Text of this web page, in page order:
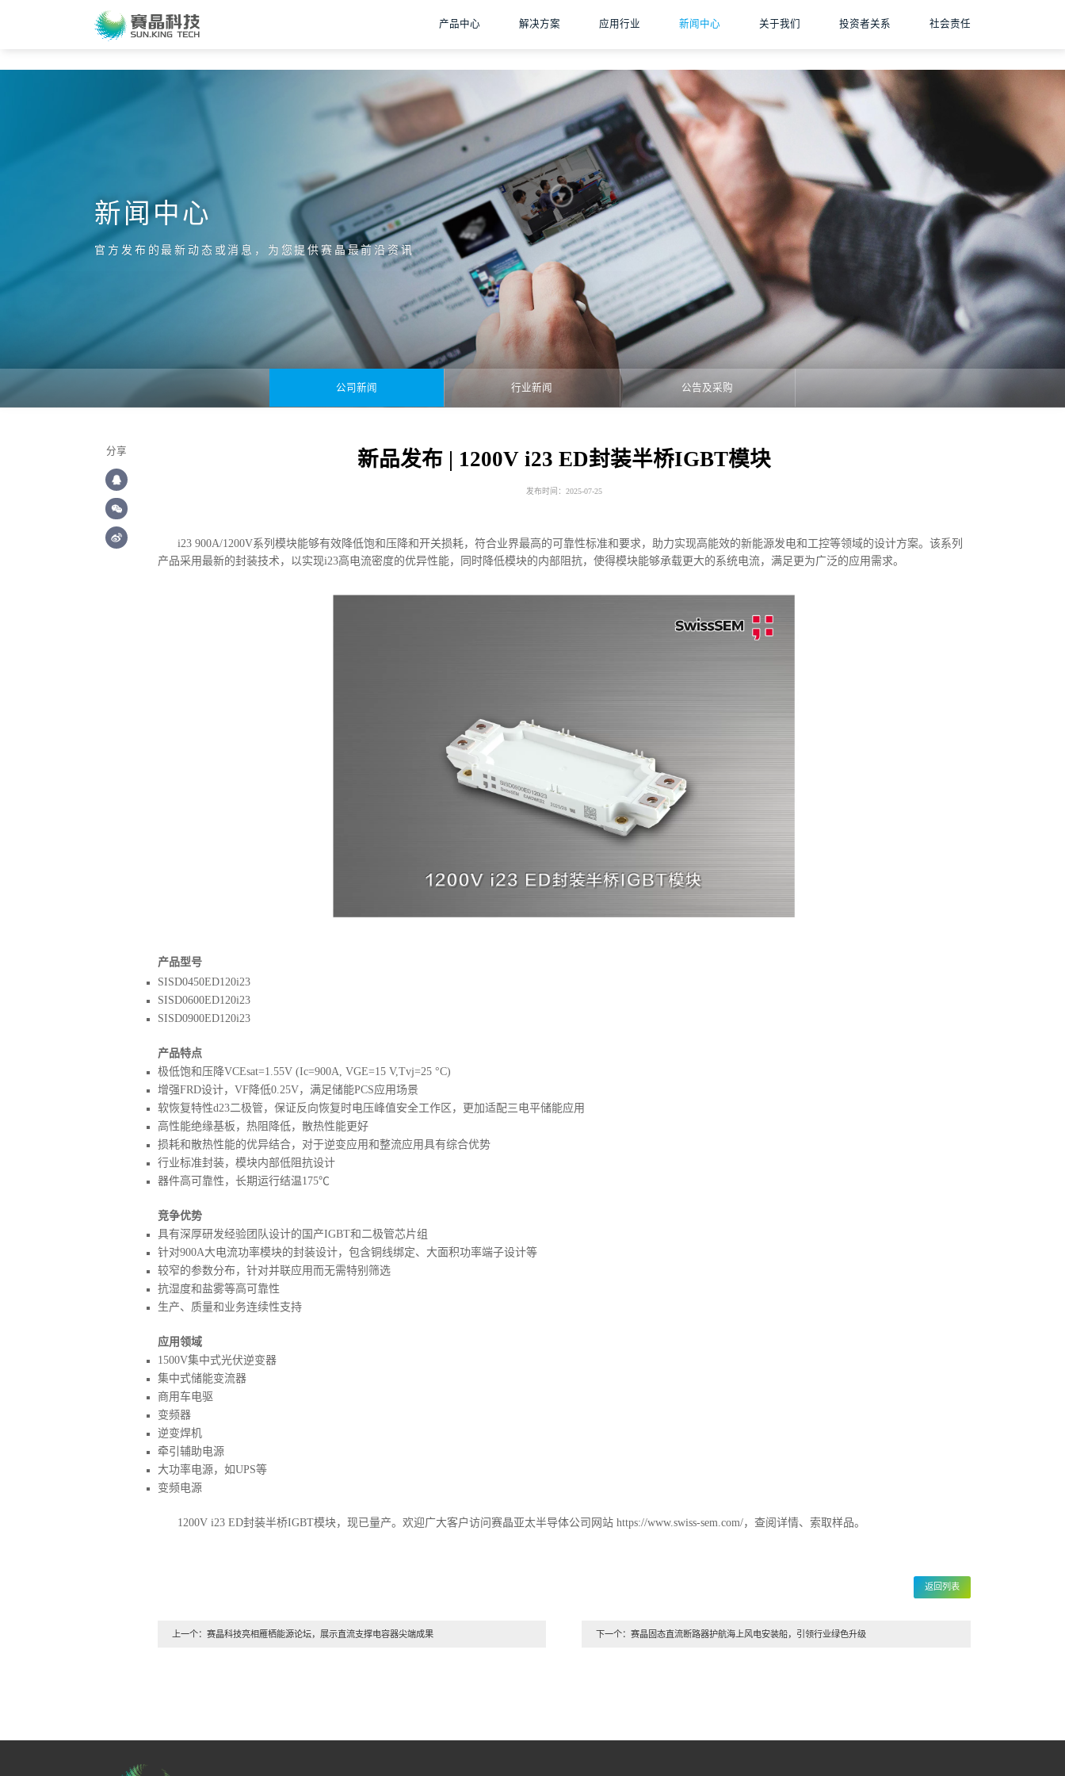
产品中心 解决方案 应用行业 新闻中心 关于我们 投资者关系 社会责任
新闻中心
官方发布的最新动态或消息，为您提供赛晶最前沿资讯
公司新闻 行业新闻 公告及采购
分享 新品发布 | 1200V i23 ED封装半桥IGBT模块
发布时间：2025-07-25
i23 900A/1200V系列模块能够有效降低饱和压降和开关损耗，符合业界最高的可靠性标准和要求，助力实现高能效的新能源发电和工控等领域的设计方案。该系列
产品采用最新的封装技术，以实现i23高电流密度的优异性能，同时降低模块的内部阻抗，使得模块能够承载更大的系统电流，满足更为广泛的应用需求。
产品型号
SISD0450ED120i23
SISD0600ED120i23
SISD0900ED120i23
产品特点
极低饱和压降VCEsat=1.55V (Ic=900A, VGE=15 V,Tvj=25 °C)
增强FRD设计，VF降低0.25V，满足储能PCS应用场景
软恢复特性d23二极管，保证反向恢复时电压峰值安全工作区，更加适配三电平储能应用
高性能绝缘基板，热阻降低，散热性能更好
损耗和散热性能的优异结合，对于逆变应用和整流应用具有综合优势
行业标准封装，模块内部低阻抗设计
器件高可靠性，长期运行结温175℃
竞争优势
具有深厚研发经验团队设计的国产IGBT和二极管芯片组
针对900A大电流功率模块的封装设计，包含铜线绑定、大面积功率端子设计等
较窄的参数分布，针对并联应用而无需特别筛选
抗湿度和盐雾等高可靠性
生产、质量和业务连续性支持
应用领域
1500V集中式光伏逆变器
集中式储能变流器
商用车电驱
变频器
逆变焊机
牵引辅助电源
大功率电源，如UPS等
变频电源
1200V i23 ED封装半桥IGBT模块，现已量产。欢迎广大客户访问赛晶亚太半导体公司网站 https://www.swiss-sem.com/，查阅详情、索取样品。
返回列表
上一个：赛晶科技亮相雁栖能源论坛，展示直流支撑电容器尖端成果 下一个：赛晶固态直流断路器护航海上风电安装船，引领行业绿色升级